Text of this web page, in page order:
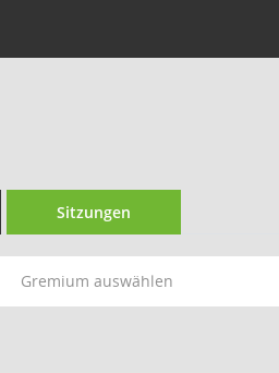
Sitzungen
Gremium auswählen